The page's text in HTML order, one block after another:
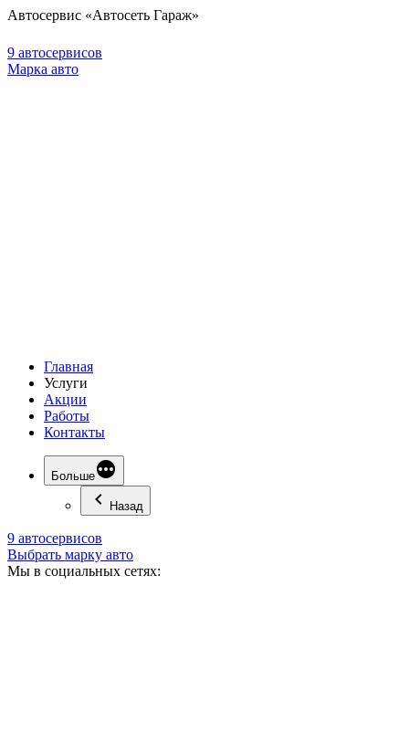
Автосервис «Автосеть Гараж»
9 автосервисов
Марка авто
Главная
Услуги
Акции
Работы
Контакты
Больше
Назад
9 автосервисов
Выбрать марку авто
Мы в социальных сетях: